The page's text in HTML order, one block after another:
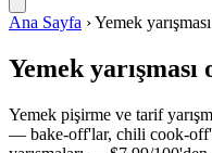
Ana Sayfa ›Yemek
Yemek yarışması
Yemek pişirme ve tarif
— bake-off'lar, chili cook-